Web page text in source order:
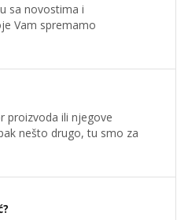
sa novostima i
Vam spremamo
proizvoda ili njegove
nešto drugo, tu smo za